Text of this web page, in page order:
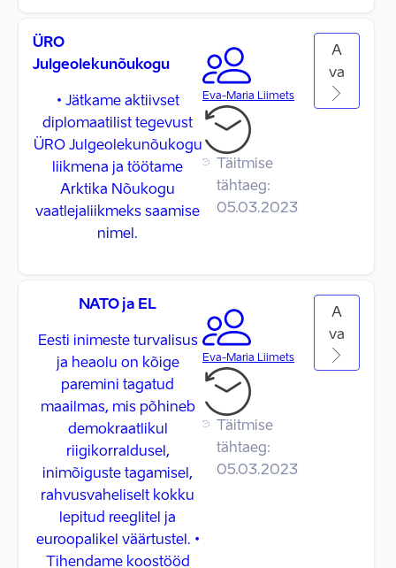
ÜRO
Julgeolekunõukogu
• Jätkame aktiivset
diplomaatilist tegevust
ÜRO Julgeolekunõukogu
liikmena ja töötame
Arktika Nõukogu
vaatlejaliikmeks saamise
nimel.
Eva-Maria Liimets
Täitmise
tähtaeg:
05.03.2023
A
va
NATO ja EL
Eesti inimeste turvalisus
ja heaolu on kõige
paremini tagatud
maailmas, mis põhineb
demokraatlikul
riigikorraldusel,
inimõiguste tagamisel,
rahvusvaheliselt kokku
lepitud reeglitel ja
euroopalikel väärtustel. •
Tihendame koostööd
Eva-Maria Liimets
Täitmise
tähtaeg:
05.03.2023
A
va